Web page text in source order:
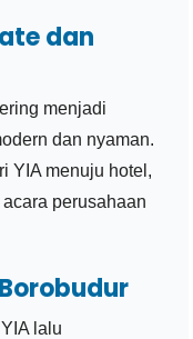
dan
menjadi
dan nyaman.
YIA menuju hotel,
perusahaan
lalu